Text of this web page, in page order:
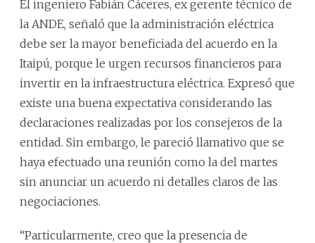
El ingeniero Fabián Cáceres, ex gerente técnico de
la ANDE, señaló que la administración eléctrica
debe ser la mayor beneficiada del acuerdo en la
Itaipú, porque le urgen recursos financieros para
invertir en la infraestructura eléctrica. Expresó que
existe una buena expectativa considerando las
declaraciones realizadas por los consejeros de la
entidad. Sin embargo, le pareció llamativo que se
haya efectuado una reunión como la del martes
sin anunciar un acuerdo ni detalles claros de las
negociaciones.
“Particularmente, creo que la presencia de